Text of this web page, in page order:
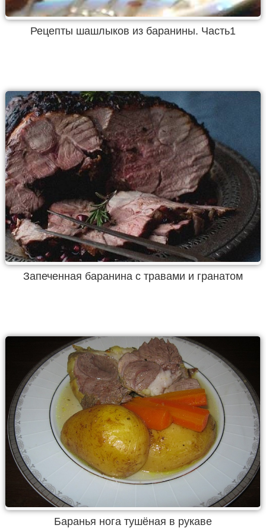
Рецепты шашлыков из баранины. Часть1
Запеченная баранина с травами и гранатом
Баранья нога тушёная в рукаве